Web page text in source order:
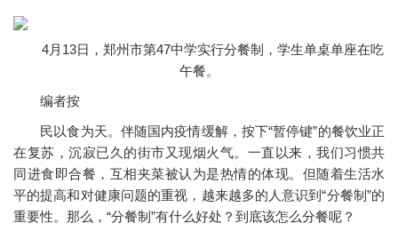
4月13日，郑州市第47中学实行分餐制，学生单桌单座在吃
午餐。
编者按
民以食为天。伴随国内疫情缓解，按下“暂停键”的餐饮业正
在复苏，沉寂已久的街市又现烟火气。一直以来，我们习惯共
同进食即合餐，互相夹菜被认为是热情的体现。但随着生活水
平的提高和对健康问题的重视，越来越多的人意识到“分餐制”的
重要性。那么，“分餐制”有什么好处？到底该怎么分餐呢？